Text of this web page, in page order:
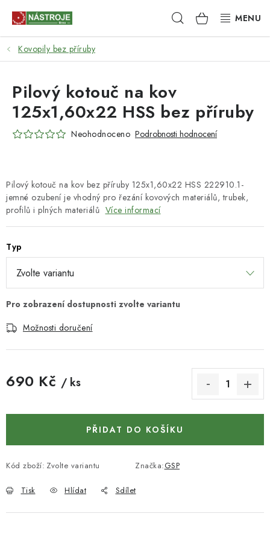
Hledat NÁKUPNÍ
KOŠÍK
NÁSTROJE
AKCE
BRUSIVO
RUČNÍ NÁŘADÍ, PŘÍPRAVKY
KONTAKTY
DÁRKOVÉ POUKAZY
STROJE DO DÍLNY
NÁSTROJE PRO ŘEZÁNÍ DŘEVA
NÁSTROJE PRO FRÉZOVÁNÍ
NÁSTROJE PRO ŘEZÁNÍ KOVU
Kovopily bez příruby
Pilový kotouč na kov bez příruby 125x1,60x22 HSS 222910.1-
jemné ozubení je vhodný pro řezání kovových materiálů, trubek,
profilů i plných materiálů Více informací
Typ
Možnosti doručení
690 Kč / ks
PŘIDAT DO KOŠÍKU
Kód zboží: Zvolte variantu Značka:GSP
Tisk Hlídat Sdílet
Pilový kotouč na kov
125x1,60x22 HSS bez příruby
Neohodnoceno Podrobnosti hodnocení